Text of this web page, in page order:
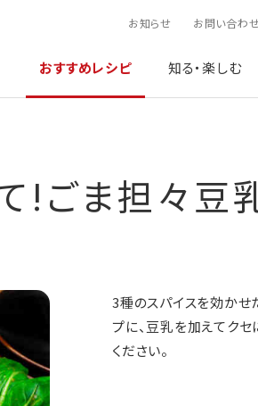
お知らせ お問い合わ
おすすめレシピ 知る・楽しむ
!ごま担々豆
3種のスパイスを効かせ
プに、豆乳を加えてク
ください。